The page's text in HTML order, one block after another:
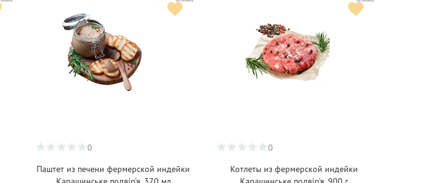
0
Паштет из печени фермерской индейки
0
Котлеты из фермерской индейки